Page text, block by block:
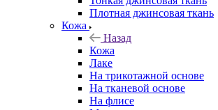
Плотная джинсовая ткань
Кожа
Назад
Кожа
Лаке
На трикотажной основе
На тканевой основе
На флисе